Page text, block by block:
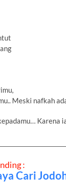
Meski nafkah
Karena
:
Cari